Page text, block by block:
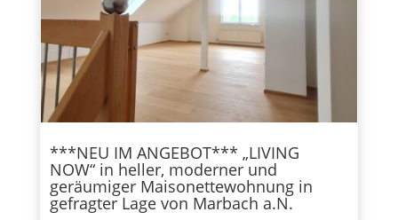
***NEU IM ANGEBOT*** „LIVING
NOW“ in heller, moderner und
geräumiger Maisonettewohnung in
gefragter Lage von Marbach a.N.